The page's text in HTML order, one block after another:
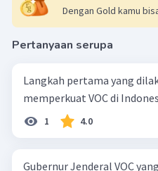
Dengan Gold kamu
Pertanyaan serupa
Langkah pertama yang
memperkuat VOC di
1 4.0
Gubernur Jenderal VOC